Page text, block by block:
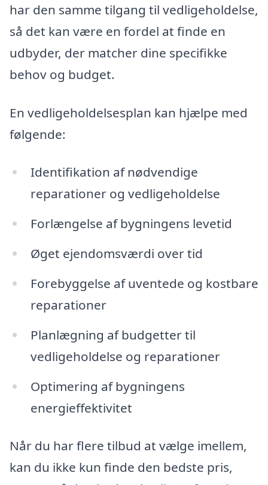
har den samme tilgang til vedligeholdelse,
så det kan være en fordel at finde en
udbyder, der matcher dine specifikke
behov og budget.
En vedligeholdelsesplan kan hjælpe med
følgende:
Identifikation af nødvendige
reparationer og vedligeholdelse
Forlængelse af bygningens levetid
Øget ejendomsværdi over tid
Forebyggelse af uventede og kostbare
reparationer
Planlægning af budgetter til
vedligeholdelse og reparationer
Optimering af bygningens
energieffektivitet
Når du har flere tilbud at vælge imellem,
kan du ikke kun finde den bedste pris,